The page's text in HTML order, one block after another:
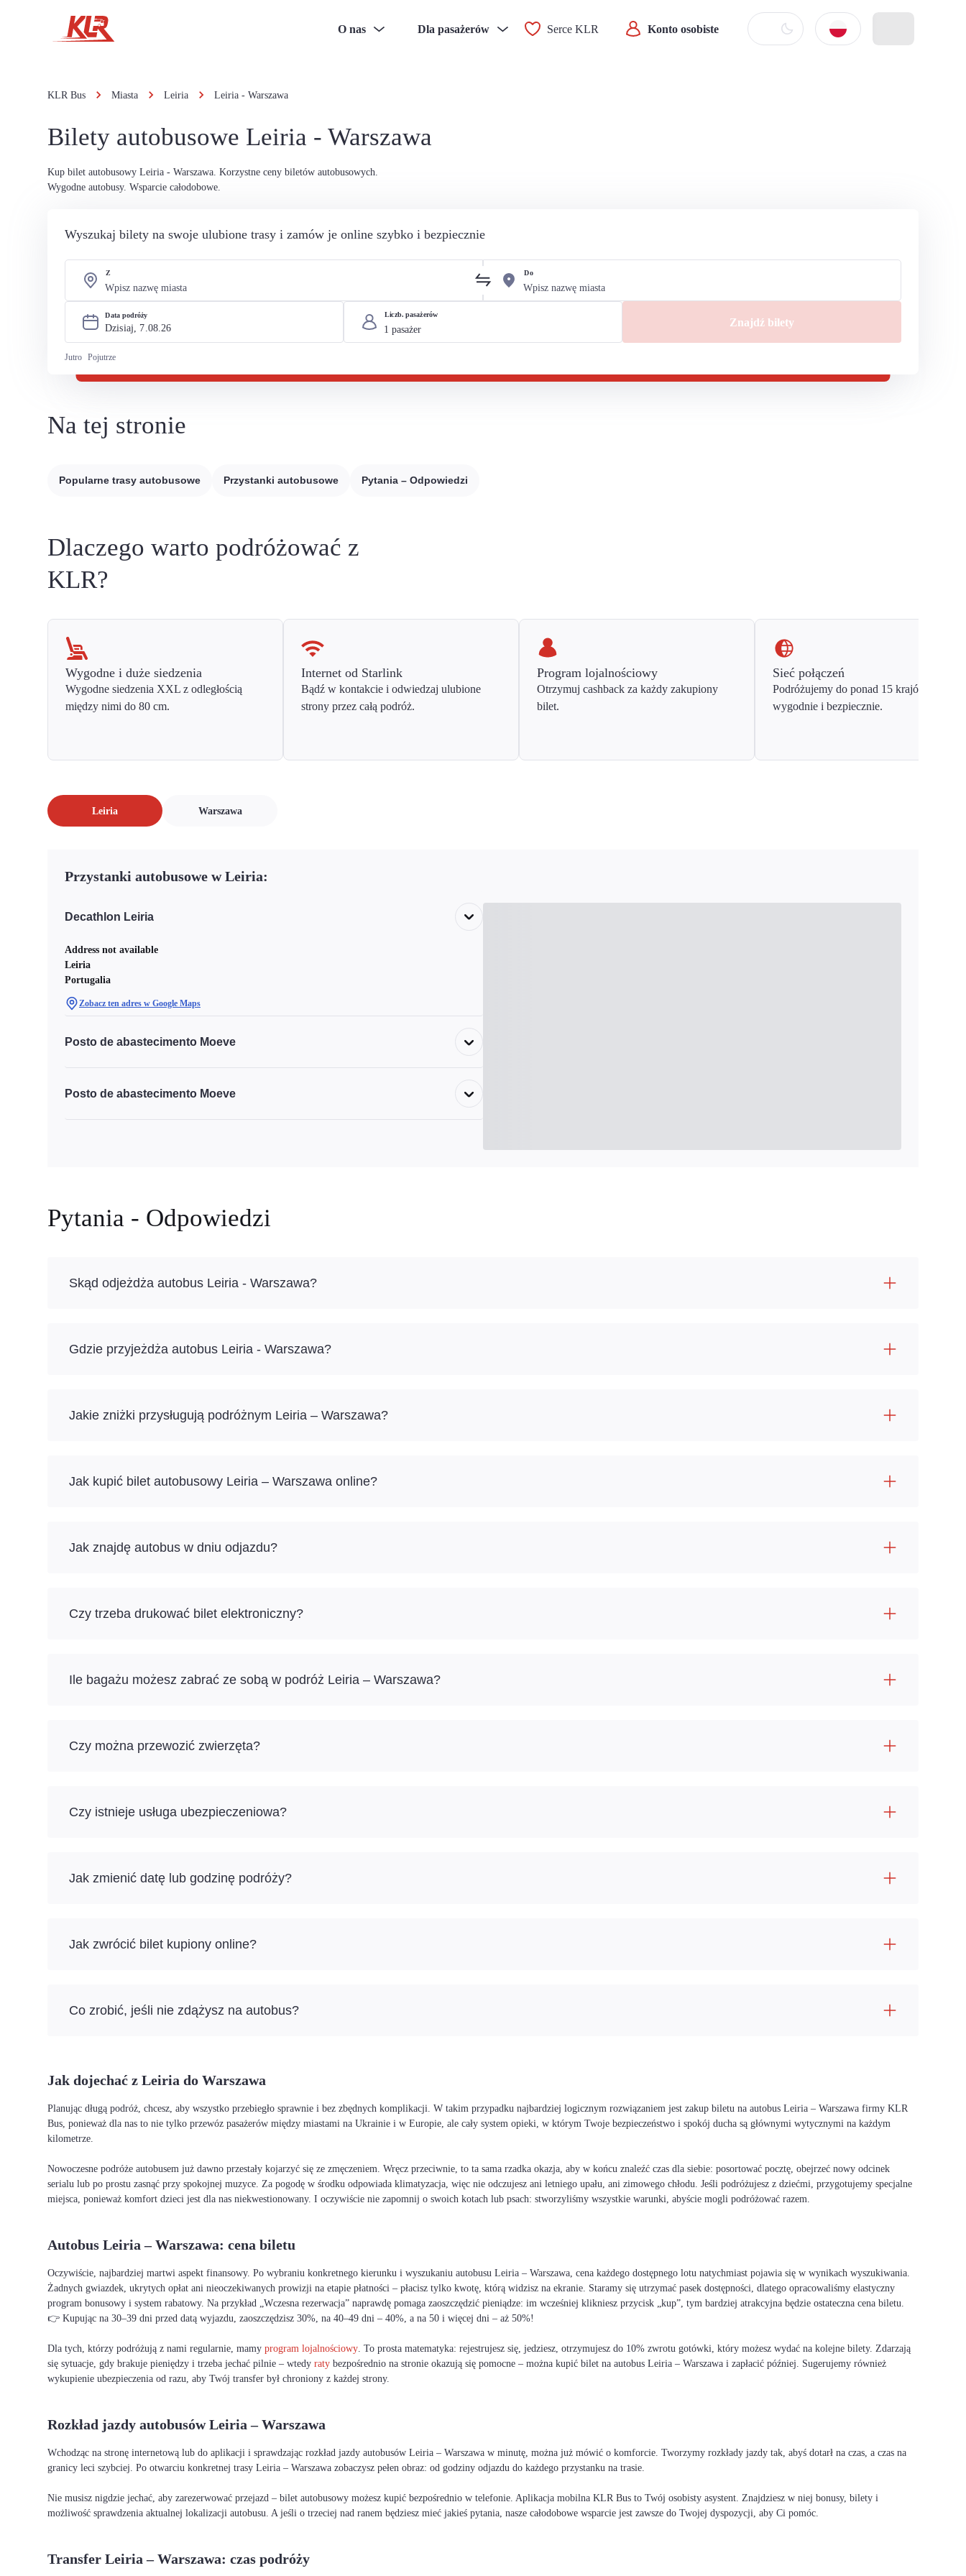
O nas Dla pasażerów Serce KLR Konto osobiste
KLR Bus Miasta Leiria Leiria - Warszawa
Bilety autobusowe Leiria - Warszawa
Kup bilet autobusowy Leiria - Warszawa. Korzystne ceny biletów autobusowych.
Wygodne autobusy. Wsparcie całodobowe.
Wyszukaj bilety na swoje ulubione trasy i zamów je online szybko i bezpiecznie
Z Do
Data podróży
Dzisiaj, 7.08.26
Jutro Pojutrze
Liczb. pasażerów
Znajdź bilety
Na tej stronie
Popularne trasy autobusowe Przystanki autobusowe Pytania – Odpowiedzi
Dlaczego warto podróżować z
KLR?
Wygodne i duże siedzenia
Wygodne siedzenia XXL z odległością
między nimi do 80 cm.
Internet od Starlink
Bądź w kontakcie i odwiedzaj ulubione
strony przez całą podróż.
Program lojalnościowy
Otrzymuj cashback za każdy zakupiony
bilet.
Sieć połączeń
Podróżujemy do ponad 15 krajów Europy
wygodnie i bezpiecznie.
Leiria Warszawa
Przystanki autobusowe w Leiria:
Decathlon Leiria
Address not available
Leiria
Portugalia
Zobacz ten adres w Google Maps
Posto de abastecimento Moeve
Posto de abastecimento Moeve
Pytania - Odpowiedzi
Skąd odjeżdża autobus Leiria - Warszawa?
Gdzie przyjeżdża autobus Leiria - Warszawa?
Jakie zniżki przysługują podróżnym Leiria – Warszawa?
Jak kupić bilet autobusowy Leiria – Warszawa online?
Jak znajdę autobus w dniu odjazdu?
Czy trzeba drukować bilet elektroniczny?
Ile bagażu możesz zabrać ze sobą w podróż Leiria – Warszawa?
Czy można przewozić zwierzęta?
Czy istnieje usługa ubezpieczeniowa?
Jak zmienić datę lub godzinę podróży?
Jak zwrócić bilet kupiony online?
Co zrobić, jeśli nie zdążysz na autobus?
Jak dojechać z Leiria do Warszawa
Planując długą podróż, chcesz, aby wszystko przebiegło sprawnie i bez zbędnych komplikacji. W takim przypadku najbardziej logicznym rozwiązaniem jest zakup biletu na autobus Leiria – Warszawa firmy KLR
Bus, ponieważ dla nas to nie tylko przewóz pasażerów między miastami na Ukrainie i w Europie, ale cały system opieki, w którym Twoje bezpieczeństwo i spokój ducha są głównymi wytycznymi na każdym
kilometrze.
Nowoczesne podróże autobusem już dawno przestały kojarzyć się ze zmęczeniem. Wręcz przeciwnie, to ta sama rzadka okazja, aby w końcu znaleźć czas dla siebie: posortować pocztę, obejrzeć nowy odcinek
serialu lub po prostu zasnąć przy spokojnej muzyce. Za pogodę w środku odpowiada klimatyzacja, więc nie odczujesz ani letniego upału, ani zimowego chłodu. Jeśli podróżujesz z dziećmi, przygotujemy specjalne
miejsca, ponieważ komfort dzieci jest dla nas niekwestionowany. I oczywiście nie zapomnij o swoich kotach lub psach: stworzyliśmy wszystkie warunki, abyście mogli podróżować razem.
Autobus Leiria – Warszawa: cena biletu
Oczywiście, najbardziej martwi aspekt finansowy. Po wybraniu konkretnego kierunku i wyszukaniu autobusu Leiria – Warszawa, cena każdego dostępnego lotu natychmiast pojawia się w wynikach wyszukiwania.
Żadnych gwiazdek, ukrytych opłat ani nieoczekiwanych prowizji na etapie płatności – płacisz tylko kwotę, którą widzisz na ekranie. Staramy się utrzymać pasek dostępności, dlatego opracowaliśmy elastyczny
program bonusowy i system rabatowy. Na przykład „Wczesna rezerwacja” naprawdę pomaga zaoszczędzić pieniądze: im wcześniej klikniesz przycisk „kup”, tym bardziej atrakcyjna będzie ostateczna cena biletu.
👉 Kupując na 30–39 dni przed datą wyjazdu, zaoszczędzisz 30%, na 40–49 dni – 40%, a na 50 i więcej dni – aż 50%!
Dla tych, którzy podróżują z nami regularnie, mamy program lojalnościowy. To prosta matematyka: rejestrujesz się, jedziesz, otrzymujesz do 10% zwrotu gotówki, który możesz wydać na kolejne bilety. Zdarzają
się sytuacje, gdy brakuje pieniędzy i trzeba jechać pilnie – wtedy raty bezpośrednio na stronie okazują się pomocne – można kupić bilet na autobus Leiria – Warszawa i zapłacić później. Sugerujemy również
wykupienie ubezpieczenia od razu, aby Twój transfer był chroniony z każdej strony.
Rozkład jazdy autobusów Leiria – Warszawa
Wchodząc na stronę internetową lub do aplikacji i sprawdzając rozkład jazdy autobusów Leiria – Warszawa w minutę, można już mówić o komforcie. Tworzymy rozkłady jazdy tak, abyś dotarł na czas, a czas na
granicy leci szybciej. Po otwarciu konkretnej trasy Leiria – Warszawa zobaczysz pełen obraz: od godziny odjazdu do każdego przystanku na trasie.
Nie musisz nigdzie jechać, aby zarezerwować przejazd – bilet autobusowy możesz kupić bezpośrednio w telefonie. Aplikacja mobilna KLR Bus to Twój osobisty asystent. Znajdziesz w niej bonusy, bilety i
możliwość sprawdzenia aktualnej lokalizacji autobusu. A jeśli o trzeciej nad ranem będziesz mieć jakieś pytania, nasze całodobowe wsparcie jest zawsze do Twojej dyspozycji, aby Ci pomóc.
Transfer Leiria – Warszawa: czas podróży